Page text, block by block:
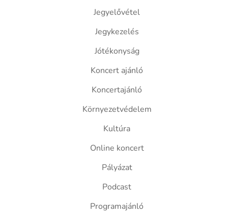
Jegyelővétel
Jegykezelés
Jótékonyság
Koncert ajánló
Koncertajánló
Környezetvédelem
Kultúra
Online koncert
Pályázat
Podcast
Programajánló